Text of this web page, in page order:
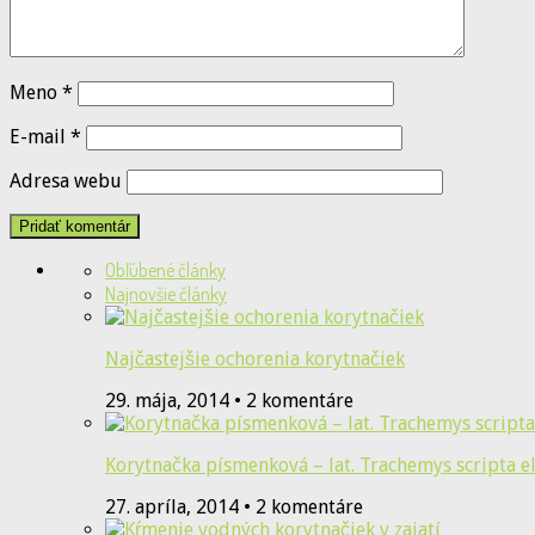
Meno *
E-mail *
Adresa webu
Obľúbené články
Najnovšie články
Najčastejšie ochorenia korytnačiek
29. mája, 2014 • 2 komentáre
Korytnačka písmenková – lat. Trachemys scripta
27. apríla, 2014 • 2 komentáre